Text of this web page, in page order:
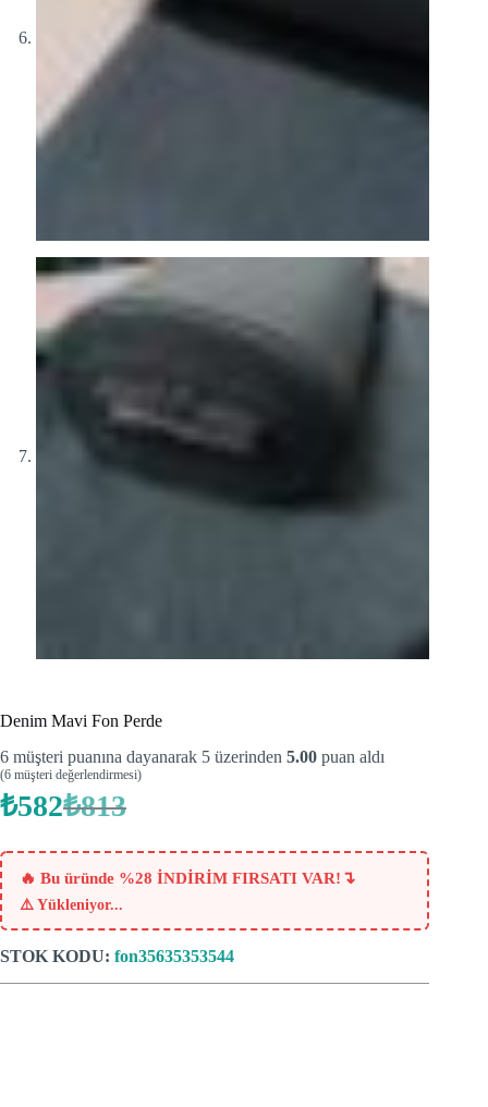
Denim Mavi Fon Perde
6 müşteri puanına dayanarak 5 üzerinden 5.00 puan aldı
(6 müşteri değerlendirmesi)
₺813
Orijinal
₺813.
₺582Şu
fiyat:
₺582.
🔥 Bu üründe %28 İNDİRİM FIRSATI VAR! ↴
⚠️ Yükleniyor...
STOK KODU: fon35635353544